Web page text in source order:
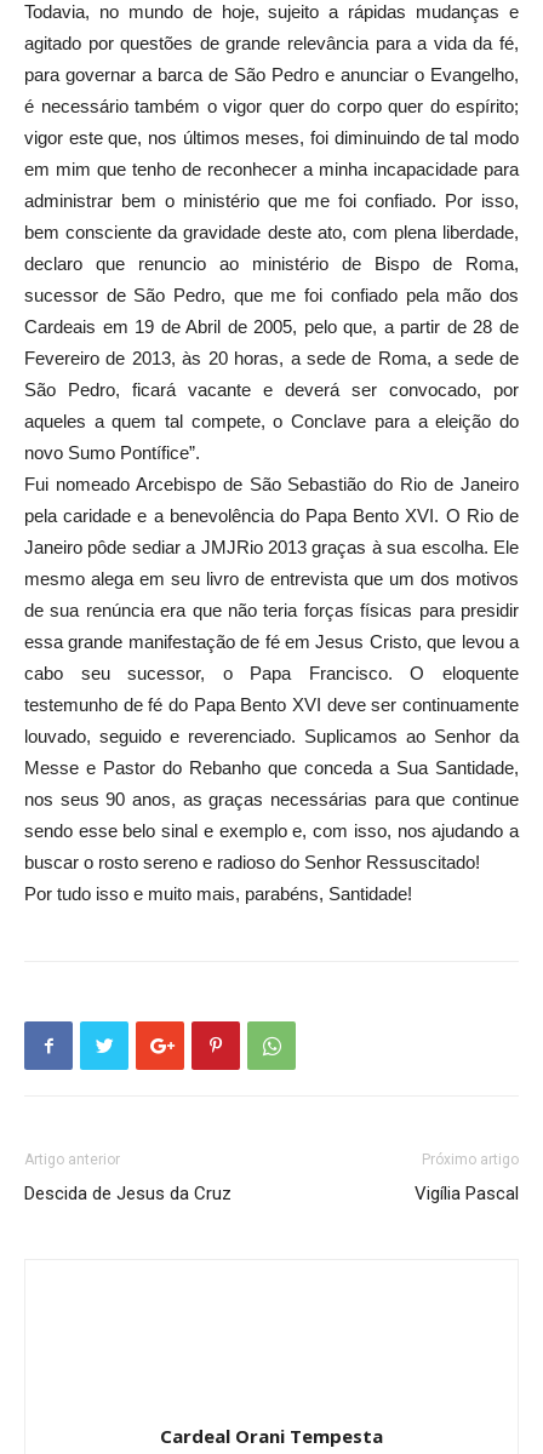
Todavia, no mundo de hoje, sujeito a rápidas mudanças e
agitado por questões de grande relevância para a vida da fé,
para governar a barca de São Pedro e anunciar o Evangelho,
é necessário também o vigor quer do corpo quer do espírito;
vigor este que, nos últimos meses, foi diminuindo de tal modo
em mim que tenho de reconhecer a minha incapacidade para
administrar bem o ministério que me foi confiado. Por isso,
bem consciente da gravidade deste ato, com plena liberdade,
declaro que renuncio ao ministério de Bispo de Roma,
sucessor de São Pedro, que me foi confiado pela mão dos
Cardeais em 19 de Abril de 2005, pelo que, a partir de 28 de
Fevereiro de 2013, às 20 horas, a sede de Roma, a sede de
São Pedro, ficará vacante e deverá ser convocado, por
aqueles a quem tal compete, o Conclave para a eleição do
novo Sumo Pontífice”.
Fui nomeado Arcebispo de São Sebastião do Rio de Janeiro
pela caridade e a benevolência do Papa Bento XVI. O Rio de
Janeiro pôde sediar a JMJRio 2013 graças à sua escolha. Ele
mesmo alega em seu livro de entrevista que um dos motivos
de sua renúncia era que não teria forças físicas para presidir
essa grande manifestação de fé em Jesus Cristo, que levou a
cabo seu sucessor, o Papa Francisco. O eloquente
testemunho de fé do Papa Bento XVI deve ser continuamente
louvado, seguido e reverenciado. Suplicamos ao Senhor da
Messe e Pastor do Rebanho que conceda a Sua Santidade,
nos seus 90 anos, as graças necessárias para que continue
sendo esse belo sinal e exemplo e, com isso, nos ajudando a
buscar o rosto sereno e radioso do Senhor Ressuscitado!
Por tudo isso e muito mais, parabéns, Santidade!
Artigo anterior
Descida de Jesus da Cruz
Próximo artigo
Vigília Pascal
Cardeal Orani Tempesta